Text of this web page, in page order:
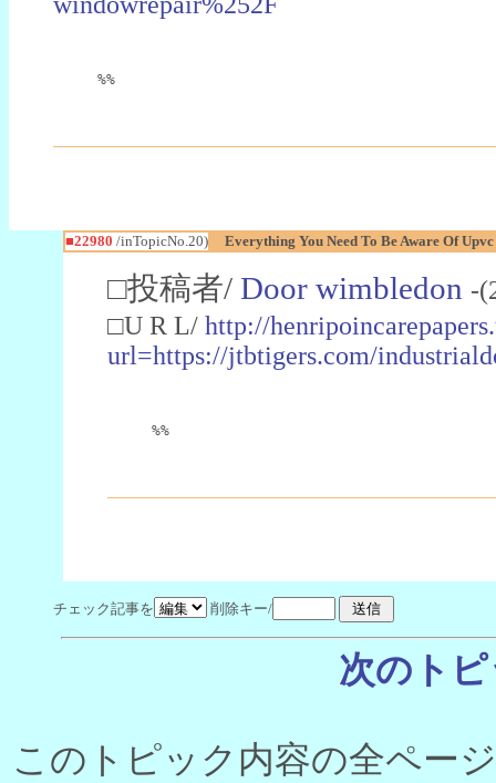
%%
■22980 /inTopicNo.20) Everything You Need To Be Aware Of
□投稿者/ Door wimbledon -
□U R L/ http://
url=https://jtbtigers.com/
%%
チェック記事を 削除キー/
次のト
このトピック内容の全ペー